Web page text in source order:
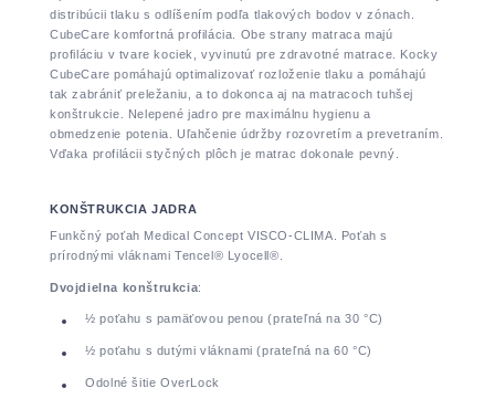
distribúcii tlaku s odlíšením podľa tlakových bodov v zónach.
CubeCare komfortná profilácia. Obe strany matraca majú
profiláciu v tvare kociek, vyvinutú pre zdravotné matrace. Kocky
CubeCare pomáhajú optimalizovať rozloženie tlaku a pomáhajú
tak zabrániť preležaniu, a to dokonca aj na matracoch tuhšej
konštrukcie. Nelepené jadro pre maximálnu hygienu a
obmedzenie potenia. Uľahčenie údržby rozovretím a prevetraním.
Vďaka profilácii styčných plôch je matrac dokonale pevný.
KONŠTRUKCIA JADRA
Funkčný poťah Medical Concept VISCO-CLIMA. Poťah s
prírodnými vláknami Tencel® Lyocell®.
Dvojdielna konštrukcia:
½ poťahu s pamäťovou penou (prateľná na 30 °C)
½ poťahu s dutými vláknami (prateľná na 60 °C)
Odolné šitie OverLock